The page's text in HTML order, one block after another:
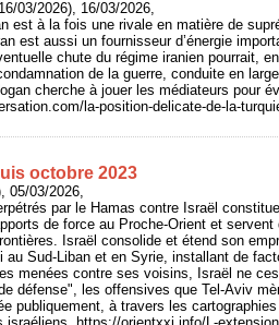
03/2026), 16/03/2026,
est à la fois une rivale en matière de
est aussi un fournisseur d’énergie
chute du régime iranien pourrait,
de la guerre, conduite en
cherche à jouer les médiateurs pour
la-position-delicate-de-la-
octobre 2023
05/03/2026,
par le Hamas contre Israël
de force au Proche-Orient et servent
Israël consolide et étend son
Sud-Liban et en Syrie, installant de
menées contre ses voisins, Israël ne
défense", les offensives que Tel-Aviv
publiquement, à travers les